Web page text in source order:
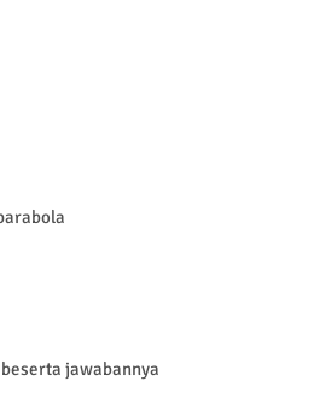
jawabannya